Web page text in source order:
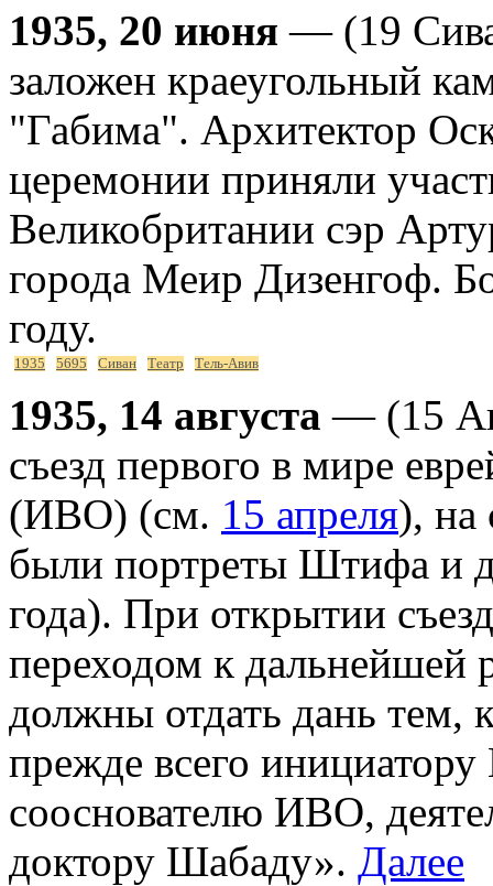
1935, 20 июня — (19
заложен краеугольный
"Габима". Архитектор
церемонии приняли
Великобритании сэр
города Меир Дизенгоф.
году.
1935 5695 Сиван Театр Тель-Авив
1935, 14 августа — (15
съезд первого в мире
(ИВО) (см. 15 апреля), на
были портреты Штифа и
года). При открытии
переходом к дальнейшей
должны отдать дань тем,
прежде всего
сооснователю ИВО,
доктору Шабаду». Далее